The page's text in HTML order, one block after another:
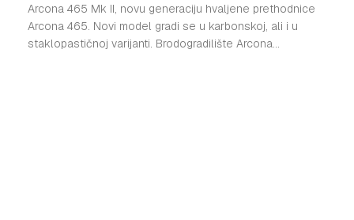
Arcona 465 Mk II, novu generaciju hvaljene prethodnice
Arcona 465. Novi model gradi se u karbonskoj, ali i u
staklopastičnoj varijanti. Brodogradilište Arcona...